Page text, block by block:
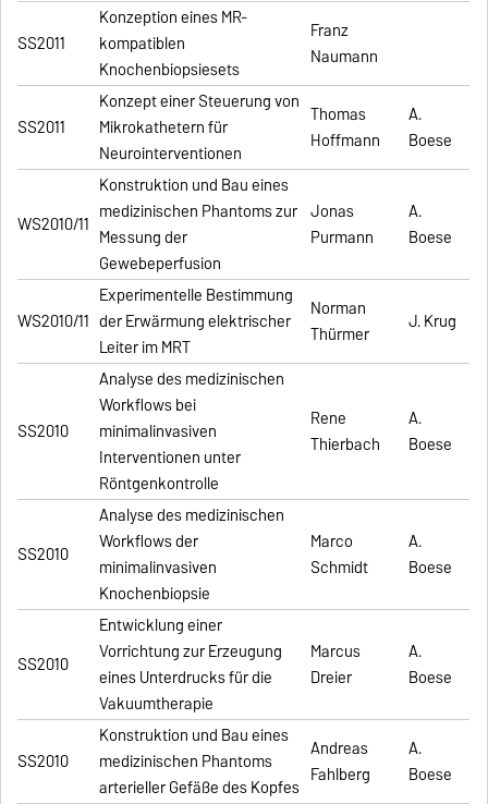
SS2011
Konzeption eines MR-
kompatiblen
Knochenbiopsiesets
Franz
Naumann
SS2011
Konzept einer Steuerung von
Mikrokathetern für
Neurointerventionen
Thomas
Hoffmann
A.
Boese
WS2010/11
Konstruktion und Bau eines
medizinischen Phantoms zur
Messung der
Gewebeperfusion
Jonas
Purmann
A.
Boese
WS2010/11
Experimentelle Bestimmung
der Erwärmung elektrischer
Leiter im MRT
Norman
Thürmer
J. Krug
SS2010
Analyse des medizinischen
Workflows bei
minimalinvasiven
Interventionen unter
Röntgenkontrolle
Rene
Thierbach
A.
Boese
SS2010
Analyse des medizinischen
Workflows der
minimalinvasiven
Knochenbiopsie
Marco
Schmidt
A.
Boese
SS2010
Entwicklung einer
Vorrichtung zur Erzeugung
eines Unterdrucks für die
Vakuumtherapie
Marcus
Dreier
A.
Boese
SS2010
Konstruktion und Bau eines
medizinischen Phantoms
arterieller Gefäße des Kopfes
Andreas
Fahlberg
A.
Boese